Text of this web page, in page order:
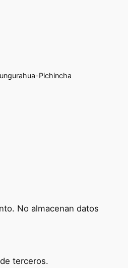
Pichincha
No almacenan datos
terceros.